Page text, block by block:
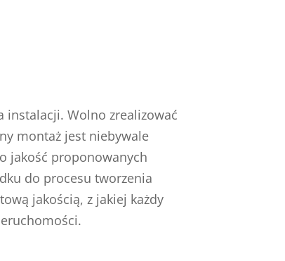
instalacji. Wolno zrealizować
montaż jest niebywale
jakość proponowanych
do procesu tworzenia
jakością, z jakiej każdy